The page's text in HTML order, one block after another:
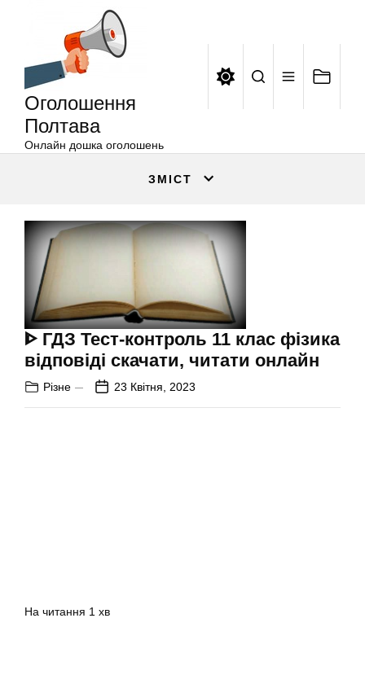
Оголошення
Полтава
Онлайн дошка оголошень
ЗМІСТ
ᐈ ГДЗ Тест-контроль 11 клас фізика
відповіді скачати, читати онлайн
Різне 23 Квітня, 2023
На читання 1 хв